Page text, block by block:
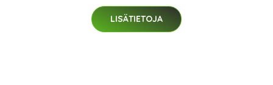
LISÄTIETOJA